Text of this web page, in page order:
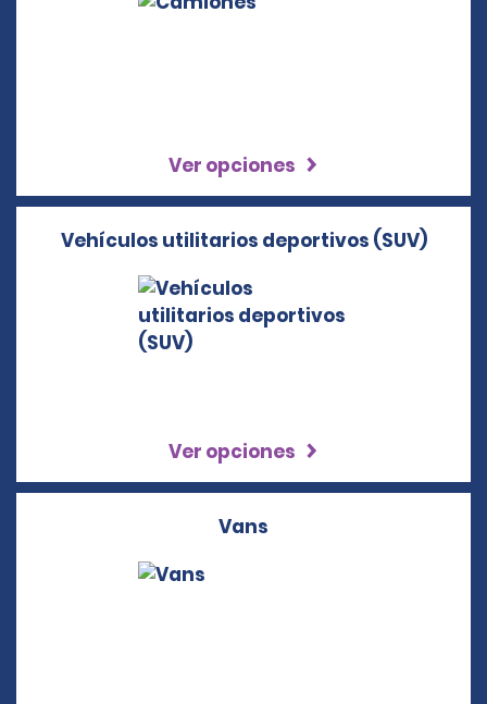
Ver opciones
Vehículos utilitarios deportivos (SUV)
Ver opciones
Vans